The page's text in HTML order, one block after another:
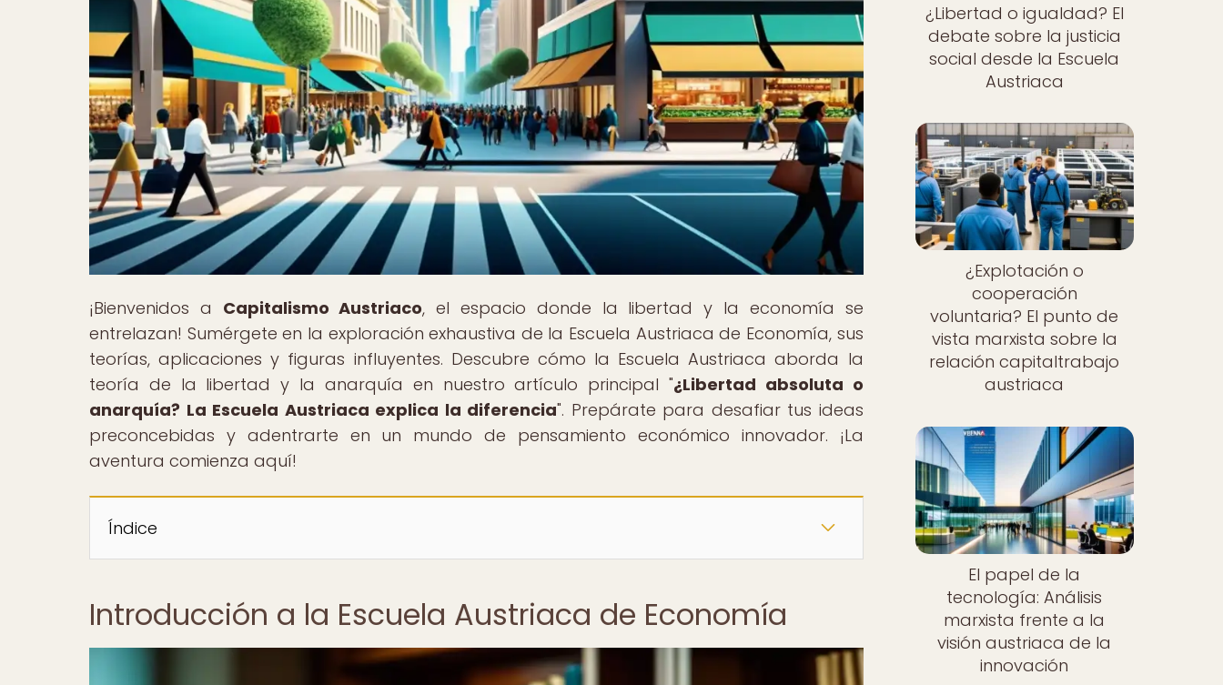
¡Bienvenidos a Capitalismo Austriaco, el espacio donde la libertad y la economía se
entrelazan! Sumérgete en la exploración exhaustiva de la Escuela Austriaca de Economía, sus
teorías, aplicaciones y figuras influyentes. Descubre cómo la Escuela Austriaca aborda la
teoría de la libertad y la anarquía en nuestro artículo principal "¿Libertad absoluta o
anarquía? La Escuela Austriaca explica la diferencia". Prepárate para desafiar tus ideas
preconcebidas y adentrarte en un mundo de pensamiento económico innovador. ¡La
aventura comienza aquí!
Índice
Introducción a la Escuela Austriaca de Economía
¿Libertad o igualdad? El
debate sobre la justicia
social desde la Escuela
Austriaca
¿Explotación o
cooperación
voluntaria? El punto de
vista marxista sobre la
relación capitaltrabajo
austriaca
El papel de la
tecnología: Análisis
marxista frente a la
visión austriaca de la
innovación